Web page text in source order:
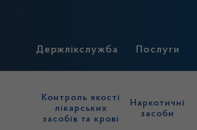
Держлікслужба Послуги
Контроль якості
лікарських
засобів та крові
Наркотичні
засоби